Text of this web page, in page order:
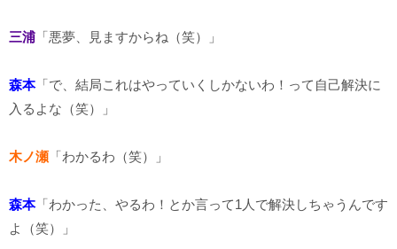
三浦 「悪夢、見ますからね（笑）」
森本「で、結局これはやっていくしかないわ！って自己解決に
入るよな（笑）」
木ノ瀬 「わかるわ（笑）」
森本「わかった、やるわ！とか言って1人で解決しちゃうんです
よ（笑）」